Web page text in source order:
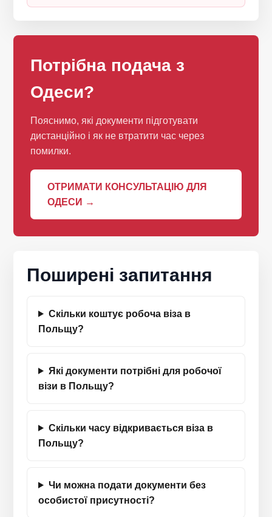
Потрібна подача з
Одеси?
Пояснимо, які документи підготувати
дистанційно і як не втратити час через
помилки.
ОТРИМАТИ КОНСУЛЬТАЦІЮ ДЛЯ
ОДЕСИ →
Поширені запитання
Скільки коштує робоча віза в
Польщу?
Які документи потрібні для робочої
візи в Польщу?
Скільки часу відкривається віза в
Польщу?
Чи можна подати документи без
особистої присутності?